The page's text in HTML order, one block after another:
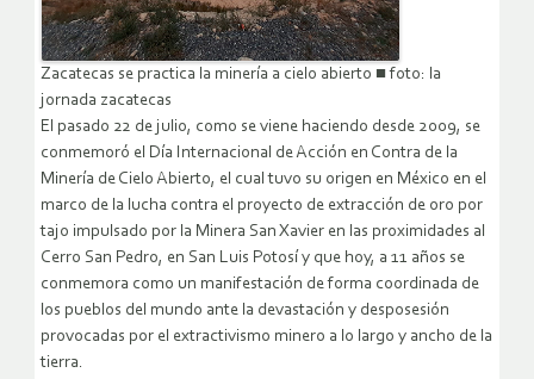
Zacatecas se practica la minería a cielo abierto ■ foto: la
jornada zacatecas
El pasado 22 de julio, como se viene haciendo desde 2009, se
conmemoró el Día Internacional de Acción en Contra de la
Minería de Cielo Abierto, el cual tuvo su origen en México en el
marco de la lucha contra el proyecto de extracción de oro por
tajo impulsado por la Minera San Xavier en las proximidades al
Cerro San Pedro, en San Luis Potosí y que hoy, a 11 años se
conmemora como un manifestación de forma coordinada de
los pueblos del mundo ante la devastación y desposesión
provocadas por el extractivismo minero a lo largo y ancho de la
tierra.